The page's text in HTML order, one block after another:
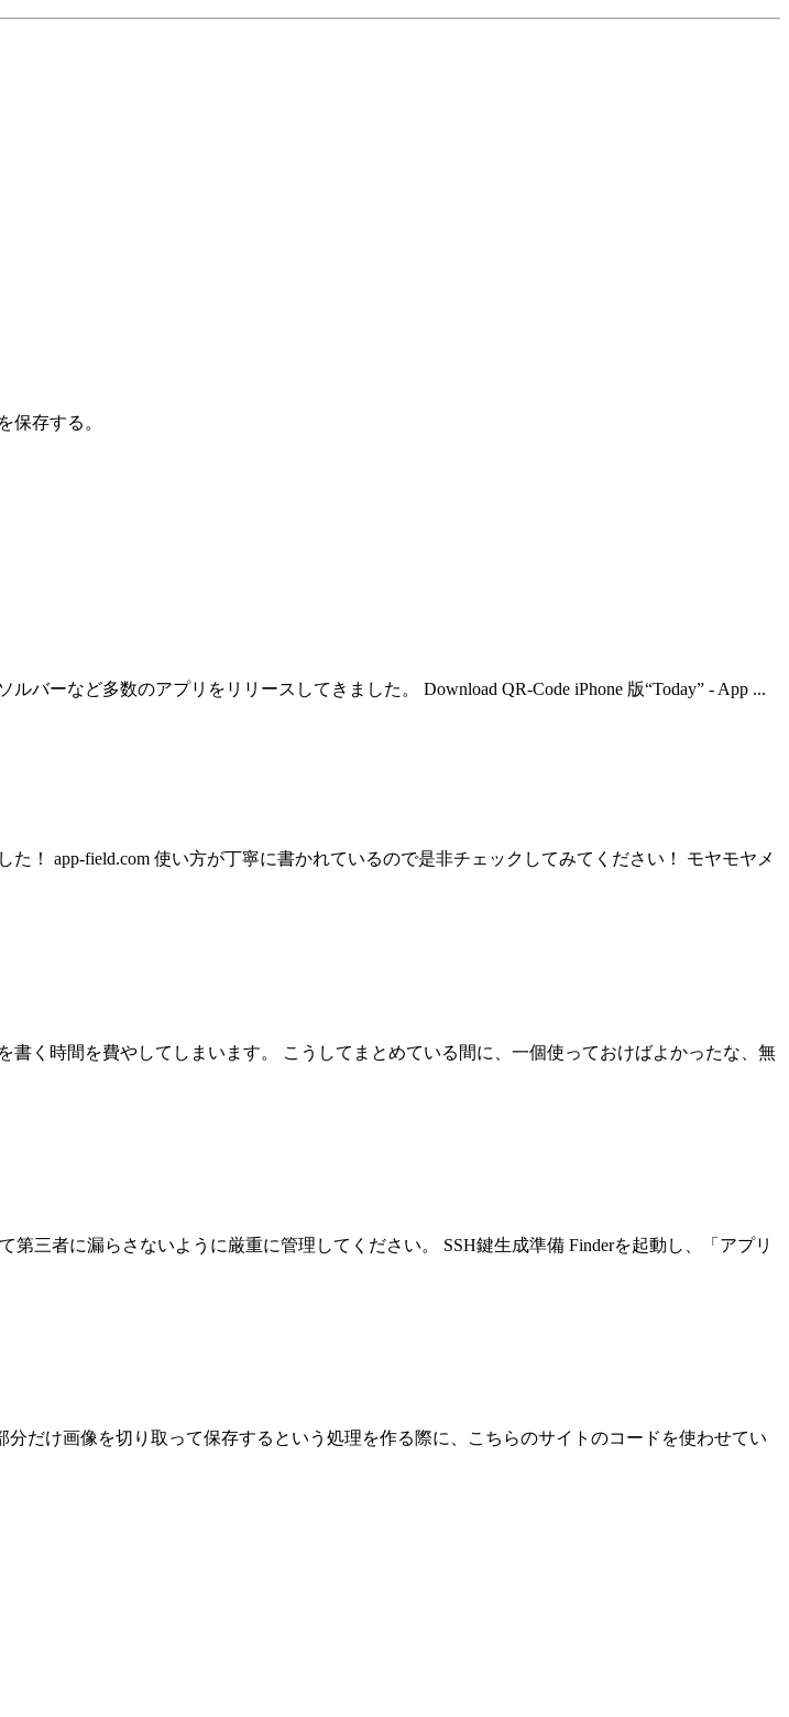
保存する。
ーなど多数のアプリをリリースしてきました。 Download QR-Code iPhone 版“Today” - App ...
！ app-field.com 使い方が丁寧に書かれているので是非チェックしてみてください！ モヤモヤメ
く時間を費やしてしまいます。 こうしてまとめている間に、一個使っておけばよかったな、無
三者に漏らさないように厳重に管理してください。 SSH鍵生成準備 Finderを起動し、「アプリ
だけ画像を切り取って保存するという処理を作る際に、こちらのサイトのコードを使わせてい